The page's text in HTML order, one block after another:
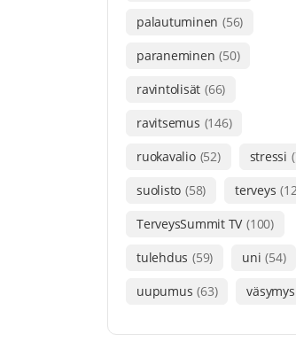
palautuminen (56)
paraneminen (50)
ravintolisät (66)
ravitsemus (146)
ruokavalio (52) stressi
suolisto (58) terveys
TerveysSummit TV (100)
tulehdus (59) uni (54)
uupumus (63) väsymys